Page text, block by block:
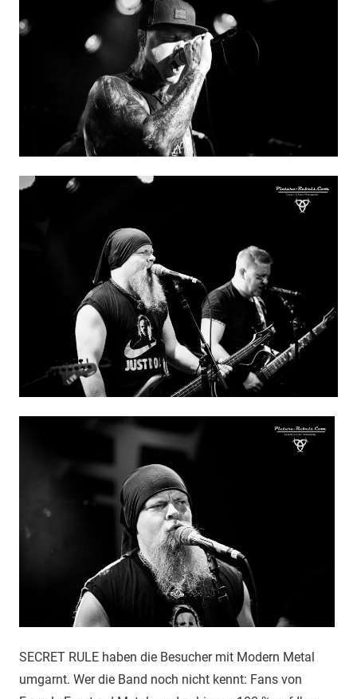
SECRET RULE haben die Besucher mit Modern Metal
umgarnt. Wer die Band noch nicht kennt: Fans von